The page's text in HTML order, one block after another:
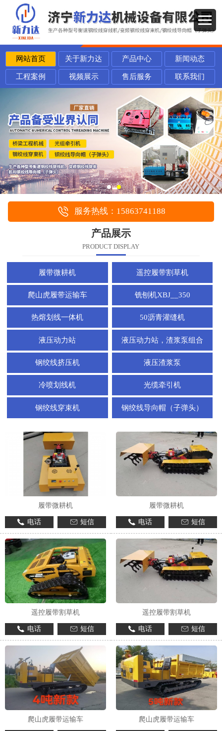
网站首页 关于新力达 产品中心 新闻动态
工程案例 视频展示 售后服务 联系我们
2
服务热线：15863741188
产品展示
PRODUCT DISPLAY
履带微耕机 遥控履带割草机
爬山虎履带运输车 铣刨机XBJ__350
热熔划线一体机 50沥青灌缝机
液压动力站 液压动力站，渣浆泵组合
钢绞线挤压机 液压渣浆泵
冷喷划线机 光缆牵引机
钢绞线穿束机 钢绞线导向帽（子弹头）
履带微耕机
电话 短信
履带微耕机
电话 短信
遥控履带割草机
电话 短信
遥控履带割草机
电话 短信
爬山虎履带运输车 爬山虎履带运输车